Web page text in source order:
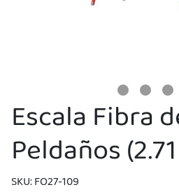
Escala Fibra
Peldaños
SKU: FO27-109